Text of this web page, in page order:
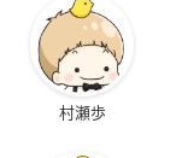
村瀬歩